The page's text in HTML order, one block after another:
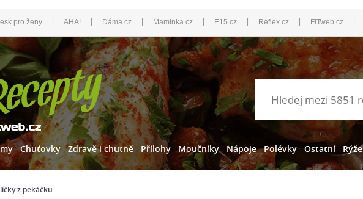
pro ženy | AHA! | Dáma.cz | Maminka.cz | E15.cz | Reflex.cz | FITweb.cz |
Chuťovky Zdravě i chutně Přílohy Moučníky Nápoje Polévky Ostatní Rýže
z pekáčku